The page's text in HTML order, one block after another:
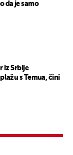
da je samo
iz Srbije
s Temua, čini